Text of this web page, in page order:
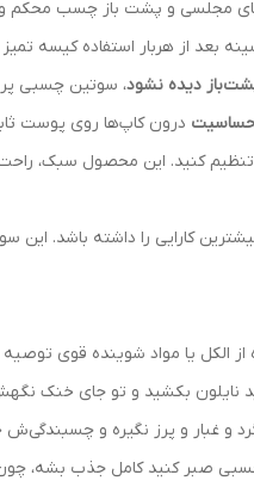
بعد از هربار استفاده کیسه
دیده نشود، سوتین چسبی
درون کاپ‌ها روی پوست
تنظیم کنید. این محصول سبک،
کارایی را داشته باشد.
از الکل یا مواد شوینده قوی
نایلون بکشید و تو جای خنک
و غبار و پرز نگیره و
چسبی صبر کنید کامل جذب بشه،